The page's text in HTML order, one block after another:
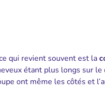
qui revient souvent est la
étant plus longs sur
ont même les côtés et